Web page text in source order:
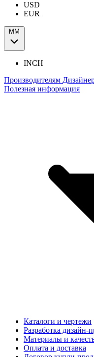
USD
EUR
ММ
INCH
Производителям
Полезная информация
Каталоги и чертежи
Разработка дизайн-
Материалы и
Оплата и доставка